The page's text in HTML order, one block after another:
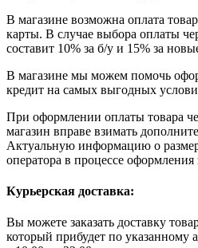
В магазине возможна оплата
карты. В случае выбора оплаты
составит 10% за б/у и 15% за
В магазине мы можем помочь
кредит на самых выгодных
При оформлении оплаты товара
магазин вправе взимать
Актуальную информацию о
оператора в процессе оформления
Курьерская доставка:
Вы можете заказать доставку
который прибудет по указанному